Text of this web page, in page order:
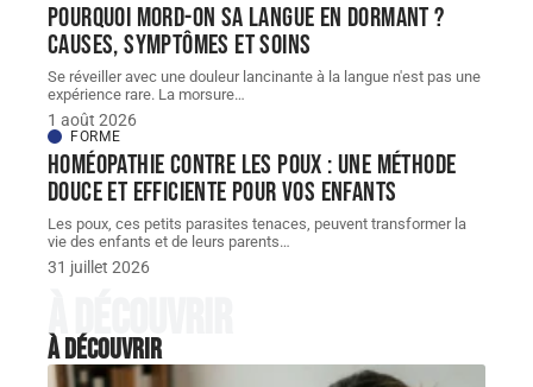
Pourquoi mord-on sa langue en dormant ?
Causes, symptômes et soins
Se réveiller avec une douleur lancinante à la langue n'est pas une
expérience rare. La morsure…
1 août 2026
FORME
Homéopathie contre les poux : une méthode
douce et efficiente pour vos enfants
Les poux, ces petits parasites tenaces, peuvent transformer la
vie des enfants et de leurs parents…
31 juillet 2026
À découvrir
À découvrir